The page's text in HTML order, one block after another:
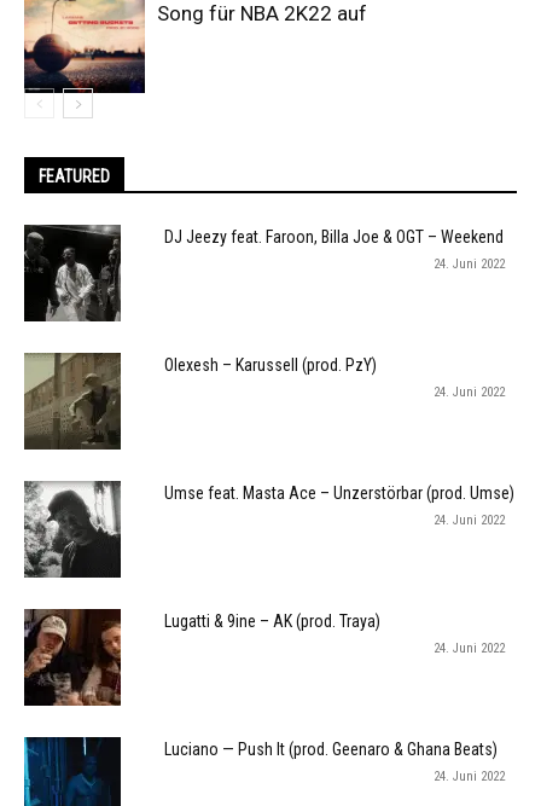
Song für NBA 2K22 auf
FEATURED
DJ Jeezy feat. Faroon, Billa Joe & OGT – Weekend
24. Juni 2022
Olexesh – Karussell (prod. PzY)
24. Juni 2022
Umse feat. Masta Ace – Unzerstörbar (prod. Umse)
24. Juni 2022
Lugatti & 9ine – AK (prod. Traya)
24. Juni 2022
Luciano — Push It (prod. Geenaro & Ghana Beats)
24. Juni 2022